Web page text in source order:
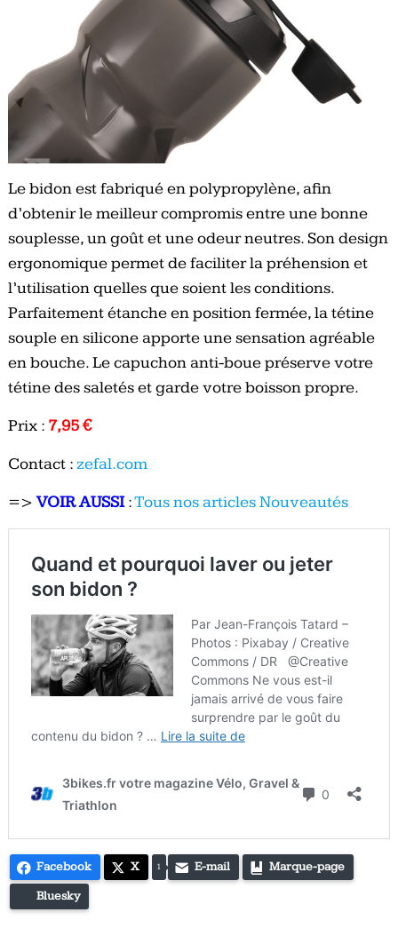
Le bidon est fabriqué en polypropylène, afin
d’obtenir le meilleur compromis entre une bonne
souplesse, un goût et une odeur neutres. Son design
ergonomique permet de faciliter la préhension et
l’utilisation quelles que soient les conditions.
Parfaitement étanche en position fermée, la tétine
souple en silicone apporte une sensation agréable
en bouche. Le capuchon anti-boue préserve votre
tétine des saletés et garde votre boisson propre.
Prix : 7,95 €
Contact :zefal.com
=>VOIR AUSSI:Tous nos articles Nouveautés
Facebook X 1 E-mail Marque-page
Bluesky